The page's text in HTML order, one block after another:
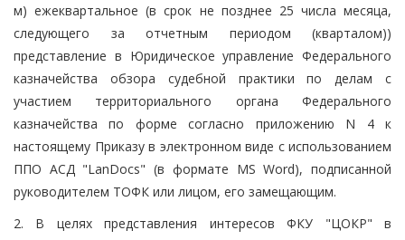
м) ежеквартальное (в срок не позднее 25 числа месяца,
следующего за отчетным периодом (кварталом))
представление в Юридическое управление Федерального
казначейства обзора судебной практики по делам с
участием территориального органа Федерального
казначейства по форме согласно приложению N 4 к
настоящему Приказу в электронном виде с использованием
ППО АСД "LanDocs" (в формате MS Word), подписанной
руководителем ТОФК или лицом, его замещающим.
2. В целях представления интересов ФКУ "ЦОКР" в